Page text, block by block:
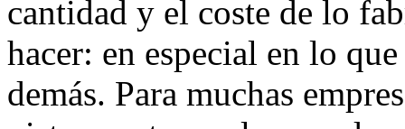
cantidad y el coste de lo
hacer: en especial en lo
demás. Para muchas